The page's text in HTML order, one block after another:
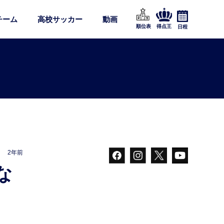
ーム 高校サッカー 動画
順位表 得点王 日程
2年前